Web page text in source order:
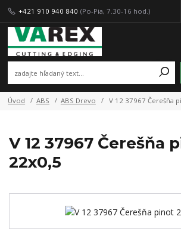
+421 910 940 840 (Po-Pia, 7.30-16 hod.)
Úvod ABS ABS Drevo V 12 37967 Čerešňa
V 12 37967 Čerešňa
22x0,5